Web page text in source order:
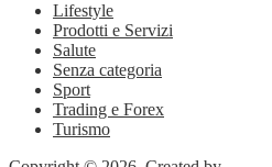
Lifestyle
Prodotti e Servizi
Salute
Senza categoria
Sport
Trading e Forex
Turismo